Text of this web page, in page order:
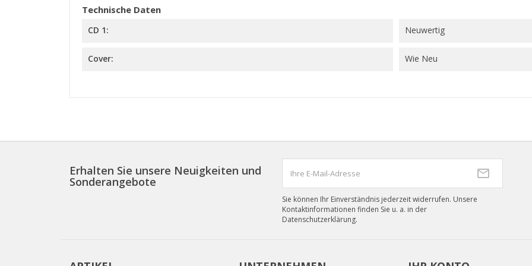
Technische Daten
CD 1: Neuwertig
Cover: Wie Neu
Erhalten Sie unsere Neuigkeiten und
Sonderangebote
Sie können Ihr Einverständnis jederzeit widerrufen. Unsere
Kontaktinformationen finden Sie u. a. in der
Datenschutzerklärung.